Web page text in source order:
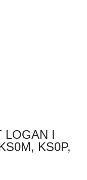
LOGAN I
KS0P,